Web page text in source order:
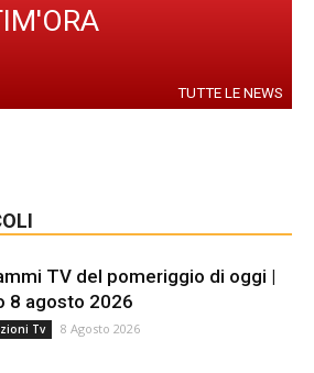
TUTTE LE NEWS
TV del pomeriggio di oggi |
8 agosto 2026
Tv 8 Agosto 2026